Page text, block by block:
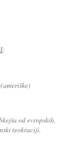
:
od evropskih,
teokraciji.